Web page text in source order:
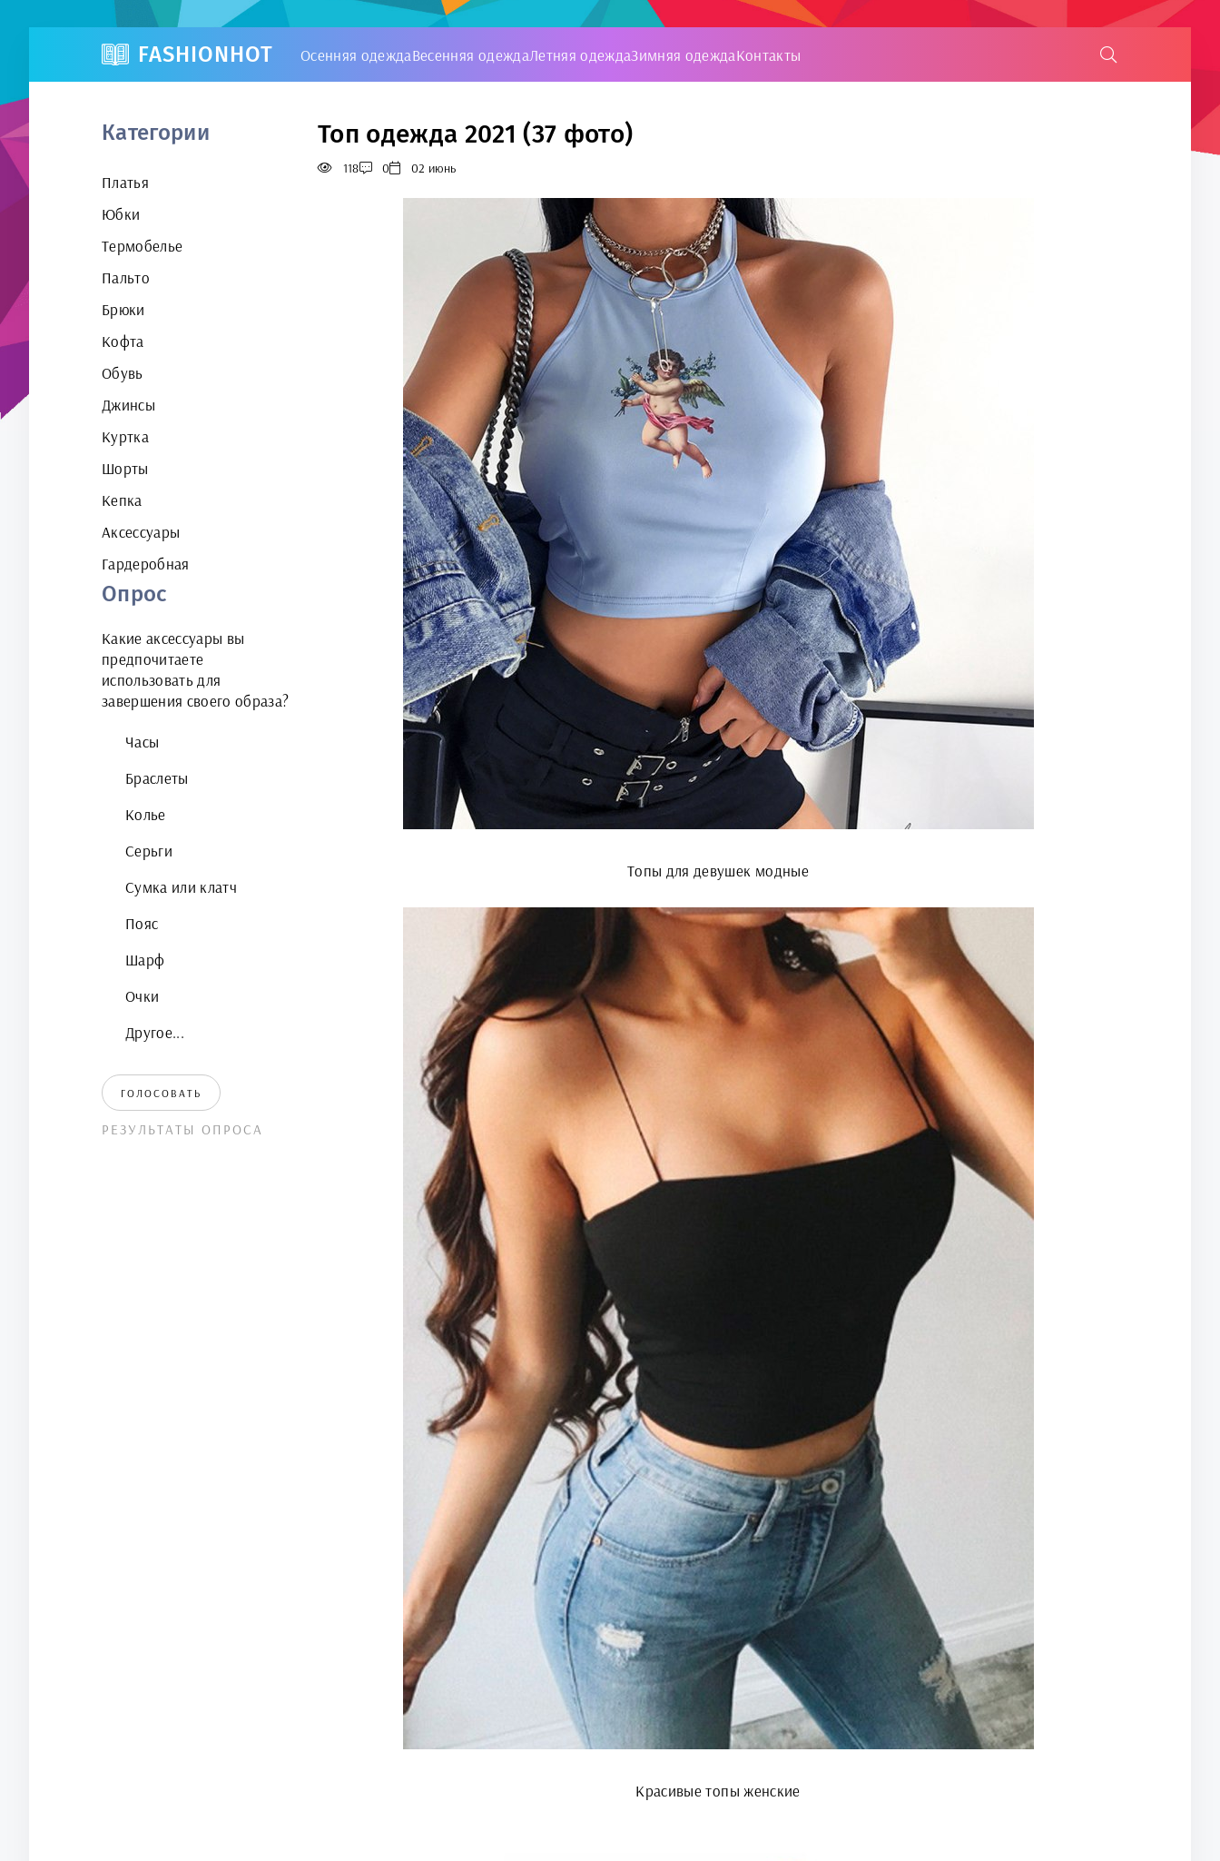
FASHIONHOT Осенняя одеждаВесенняя одеждаЛетняя одеждаЗимняя одеждаКонтакты
Категории
Платья
Юбки
Термобелье
Пальто
Брюки
Кофта
Обувь
Джинсы
Куртка
Шорты
Кепка
Аксессуары
Гардеробная
Опрос
Какие аксессуары вы
предпочитаете
использовать для
завершения своего образа?
Часы
Браслеты
Колье
Серьги
Сумка или клатч
Пояс
Шарф
Очки
Другое...
ГОЛОСОВАТЬ
РЕЗУЛЬТАТЫ ОПРОСА
Топ одежда 2021 (37 фото)
118 0 02 июнь
Топы для девушек модные
Красивые топы женские